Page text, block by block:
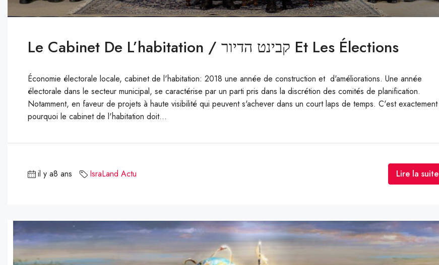
Le Cabinet De L’habitation / קבינט הדיור Et Les Élections
Économie électorale locale, cabinet de l'habitation: 2018 une année de construction et d'améliorations. Une année
électorale dans le secteur municipal, se caractérise par un parti pris dans la discrétion des comités de planification.
Notamment, en faveur de projets à haute visibilité qui peuvent s'achever dans un court laps de temps. C'est exactement
pourquoi le cabinet de l'habitation doit...
il y a8 ans IsraLand Actu Lire la suite